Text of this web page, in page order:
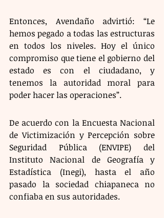
Entonces, Avendaño advirtió: “Le
hemos pegado a todas las estructuras
en todos los niveles. Hoy el único
compromiso que tiene el gobierno del
estado es con el ciudadano, y
tenemos la autoridad moral para
poder hacer las operaciones”.
De acuerdo con la Encuesta Nacional
de Victimización y Percepción sobre
Seguridad Pública (ENVIPE) del
Instituto Nacional de Geografía y
Estadística (Inegi), hasta el año
pasado la sociedad chiapaneca no
confiaba en sus autoridades.